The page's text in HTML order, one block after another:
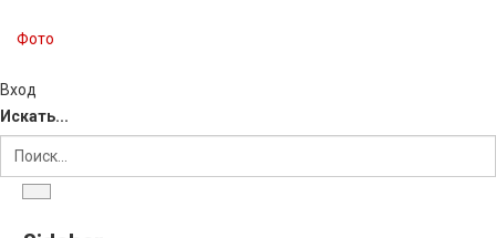
Фото
Вход
Искать...